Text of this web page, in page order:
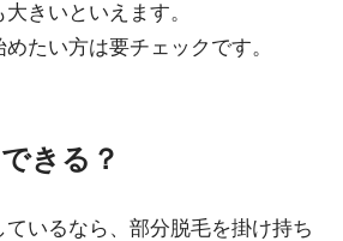
きいといえます。
たい方は要チェックです。
きる？
いるなら、部分脱毛を掛け持ち